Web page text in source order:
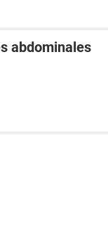
abdominales